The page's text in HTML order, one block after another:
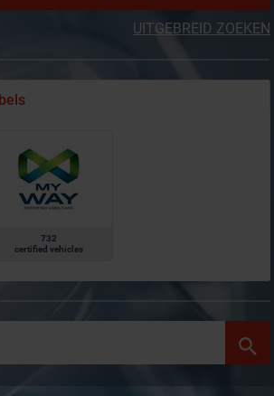
UITGEBREID ZOEKEN
732
certified vehicles